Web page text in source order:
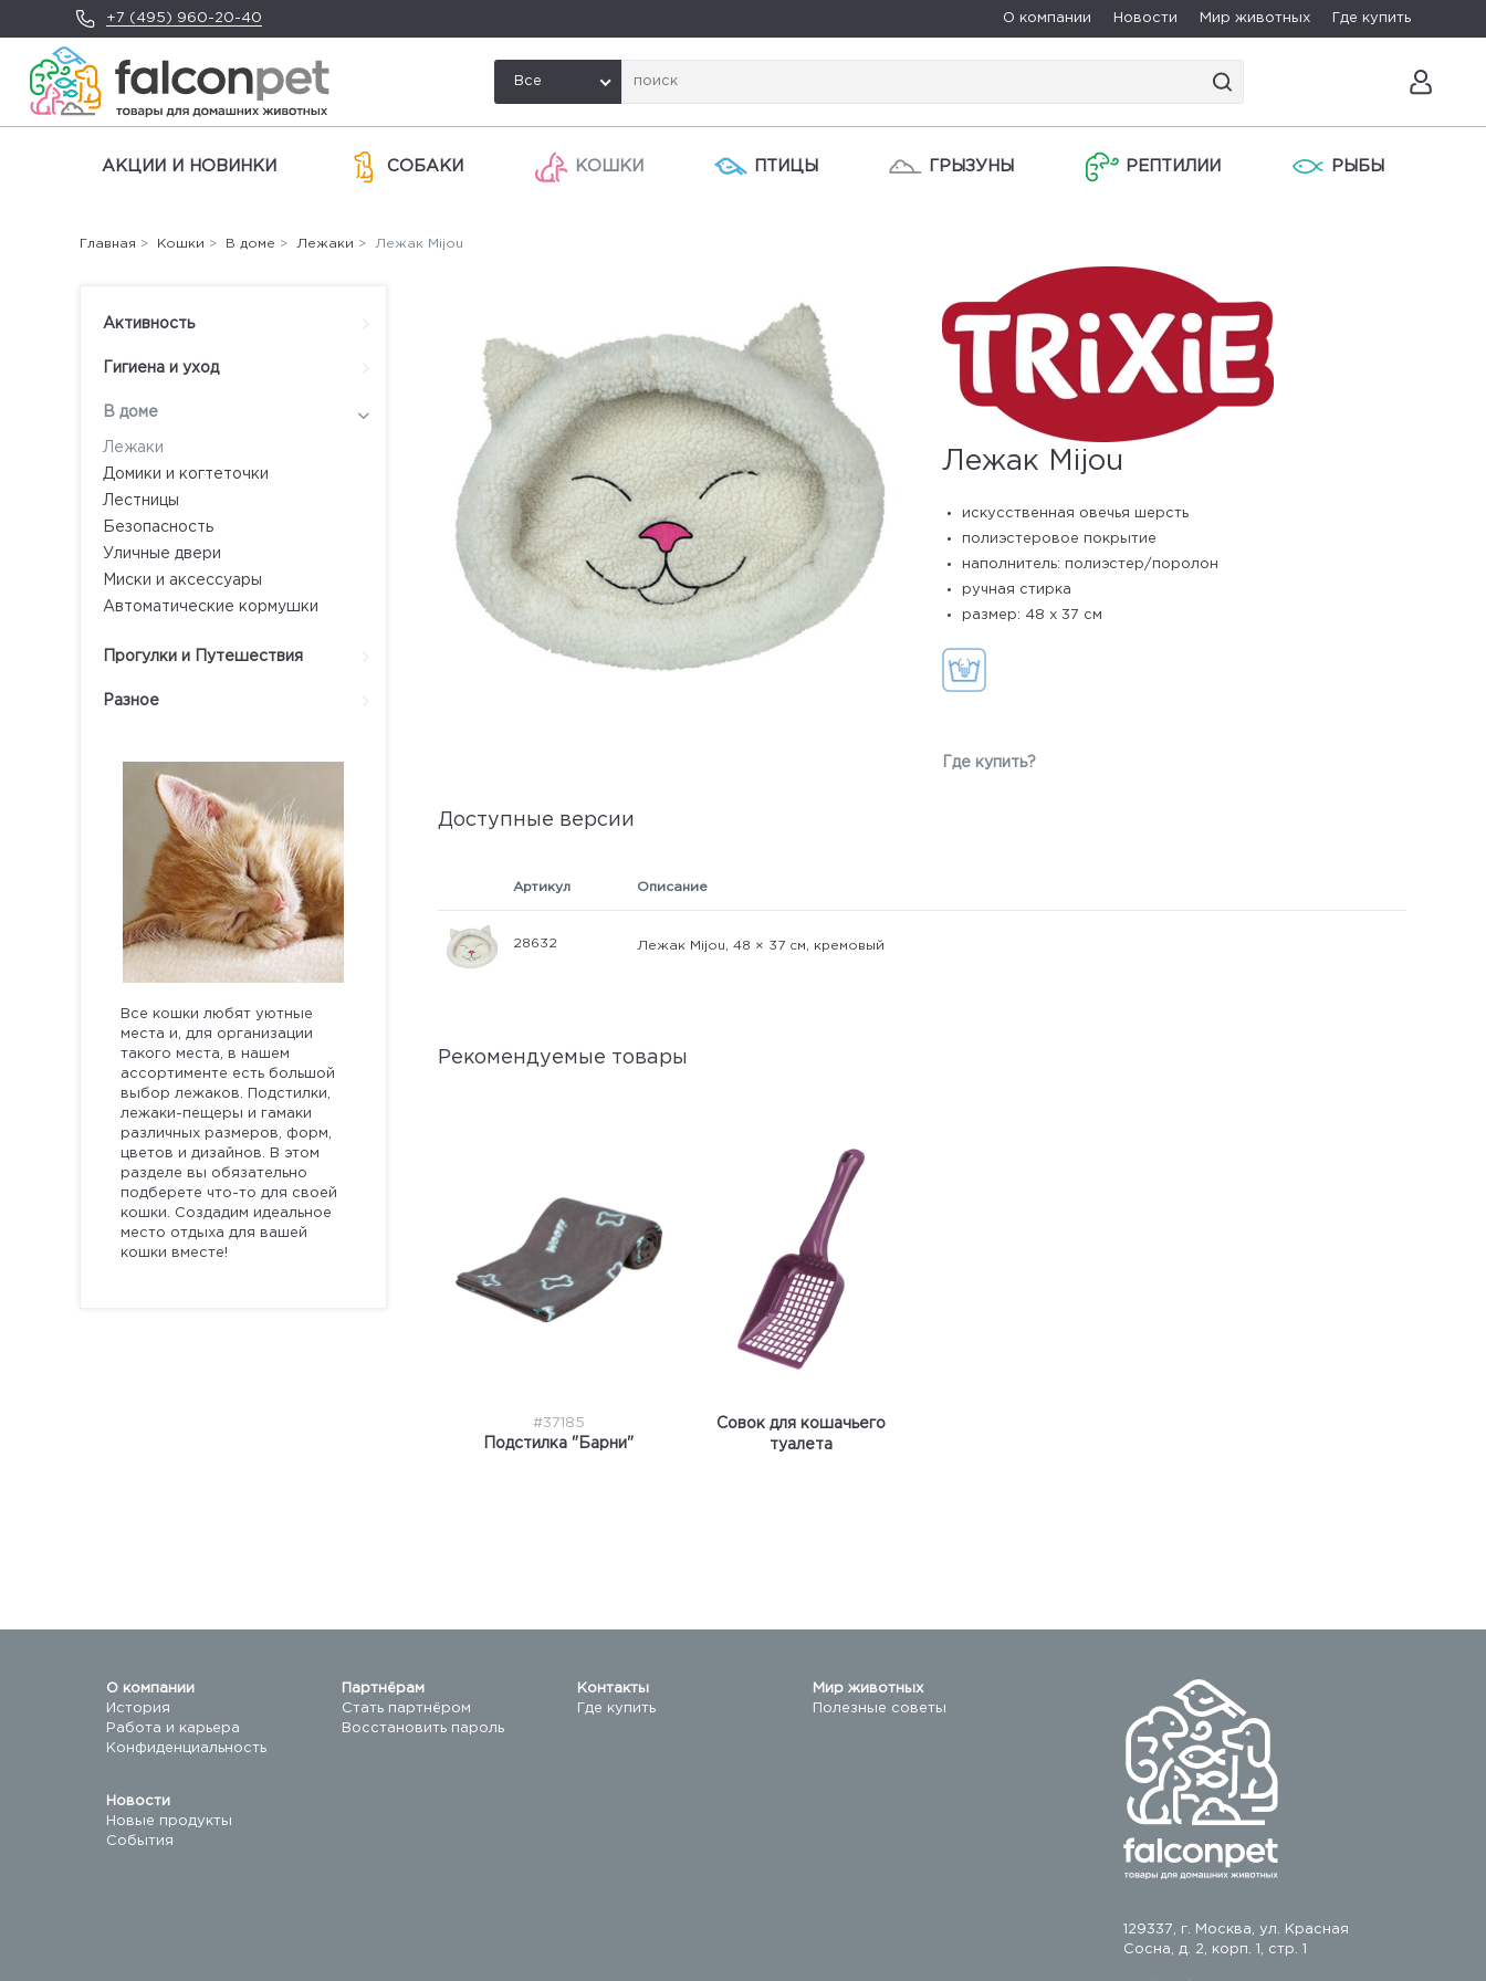
+7 (495) 960-20-40 О компании Новости Мир животных Где купить
Все
АКЦИИ И НОВИНКИ СОБАКИ КОШКИ ПТИЦЫ ГРЫЗУНЫ РЕПТИЛИИ РЫБЫ
Активность
Гигиена и уход
В доме
Лежаки
Домики и когтеточки
Лестницы
Безопасность
Уличные двери
Миски и аксессуары
Автоматические кормушки
Прогулки и Путешествия
Разное
Все кошки любят уютные
места и, для организации
такого места, в нашем
ассортименте есть большой
выбор лежаков. Подстилки,
лежаки-пещеры и гамаки
различных размеров, форм,
цветов и дизайнов. В этом
разделе вы обязательно
подберете что-то для своей
кошки. Создадим идеальное
место отдыха для вашей
кошки вместе!
Главная > Кошки > В доме > Лежаки > Лежак Mijou
Лежак Mijou
искусственная овечья шерсть
полиэстеровое покрытие
наполнитель: полиэстер/поролон
ручная стирка
размер: 48 х 37 см
Где купить?
Доступные версии
Артикул Описание
28632 Лежак Mijou, 48 × 37 см, кремовый
Рекомендуемые товары
#37185
Подстилка "Барни"
Совок для кошачьего
туалета
О компании
История
Работа и карьера
Конфиденциальность
Партнёрам
Стать партнёром
Восстановить пароль
Контакты
Где купить
Мир животных
Полезные советы
Новости
Новые продукты
События
129337, г. Москва, ул. Красная
Сосна, д. 2, корп. 1, стр. 1